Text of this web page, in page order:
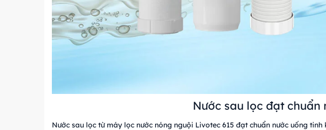
Nước sau lọc đạt
Nước sau lọc từ máy lọc nước nóng nguội Livotec 615 đạt chuẩn nước uống